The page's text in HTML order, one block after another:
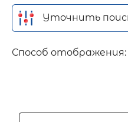
Уточнить
Способ отображения: